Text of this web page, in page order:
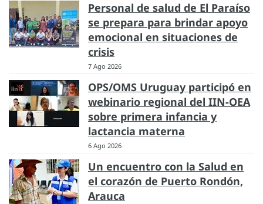
Personal de salud de El Paraíso
se prepara para brindar apoyo
emocional en situaciones de
crisis
7 Ago 2026
OPS/OMS Uruguay participó en
webinario regional del IIN-OEA
sobre primera infancia y
lactancia materna
6 Ago 2026
Un encuentro con la Salud en
el corazón de Puerto Rondón,
Arauca